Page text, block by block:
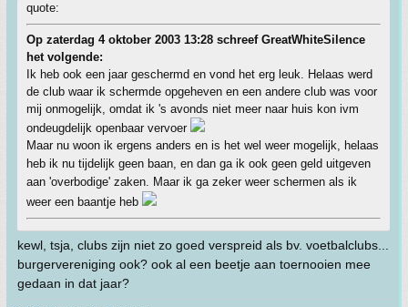
quote:
Op zaterdag 4 oktober 2003 13:28 schreef GreatWhiteSilence
het volgende:
Ik heb ook een jaar geschermd en vond het erg leuk. Helaas werd
de club waar ik schermde opgeheven en een andere club was voor
mij onmogelijk, omdat ik 's avonds niet meer naar huis kon ivm
ondeugdelijk openbaar vervoer
Maar nu woon ik ergens anders en is het wel weer mogelijk, helaas
heb ik nu tijdelijk geen baan, en dan ga ik ook geen geld uitgeven
aan 'overbodige' zaken. Maar ik ga zeker weer schermen als ik
weer een baantje heb
kewl, tsja, clubs zijn niet zo goed verspreid als bv. voetbalclubs...
burgervereniging ook? ook al een beetje aan toernooien mee
gedaan in dat jaar?